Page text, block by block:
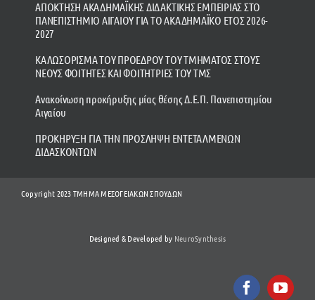
ΑΠΟΚΤΗΣΗ ΑΚΑΔΗΜΑΪΚΗΣ ΔΙΔΑΚΤΙΚΗΣ ΕΜΠΕΙΡΙΑΣ ΣΤΟ
ΠΑΝΕΠΙΣΤΗΜΙΟ ΑΙΓΑΙΟΥ ΓΙΑ ΤΟ ΑΚΑΔΗΜΑΪΚΟ ΕΤΟΣ 2026-
2027
ΚΑΛΩΣΟΡΙΣΜΑ ΤΟΥ ΠΡΟΕΔΡΟΥ ΤΟΥ ΤΜΗΜΑΤΟΣ ΣΤΟΥΣ
ΝΕΟΥΣ ΦΟΙΤΗΤΕΣ ΚΑΙ ΦΟΙΤΗΤΡΙΕΣ ΤΟΥ ΤΜΣ
Ανακοίνωση προκήρυξης μίας θέσης Δ.Ε.Π. Πανεπιστημίου
Αιγαίου
ΠΡΟΚΗΡΥΞΗ ΓΙΑ ΤΗΝ ΠΡΟΣΛΗΨΗ ΕΝΤΕΤΑΛΜΕΝΩΝ
ΔΙΔΑΣΚΟΝΤΩΝ
Copyright 2023 ΤΜΗΜΑ ΜΕΣΟΓΕΙΑΚΩΝ ΣΠΟΥΔΩΝ
Designed & Developed by NeuroSynthesis